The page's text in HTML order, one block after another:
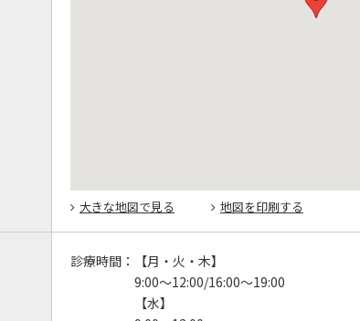
大きな地図で見る 地図を印刷する
診療時間：
【月・火・木】
9:00～12:00/16:00～19:00
【水】